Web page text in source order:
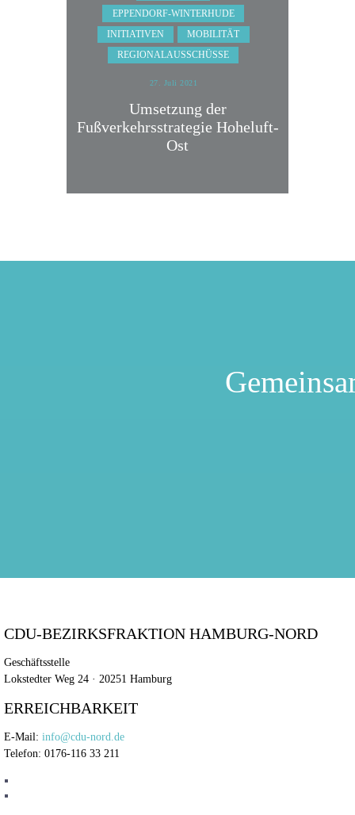
EPPENDORF-WINTERHUDE
INITIATIVEN
MOBILITÄT
REGIONALAUSSCHÜSSE
27. Juli 2021
Umsetzung der
Fußverkehrsstrategie Hoheluft-
Ost
CDU-BEZIRKSFRAKTION HAMBURG-NORD
Geschäftsstelle
Lokstedter Weg 24 · 20251 Hamburg
ERREICHBARKEIT
E-Mail: info@cdu-nord.de
Telefon: 0176-116 33 211